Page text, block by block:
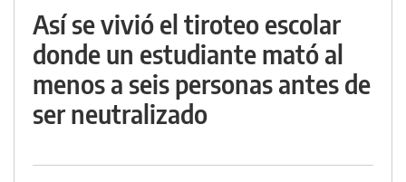
Así se vivió el tiroteo escolar
donde un estudiante mató al
menos a seis personas antes de
ser neutralizado